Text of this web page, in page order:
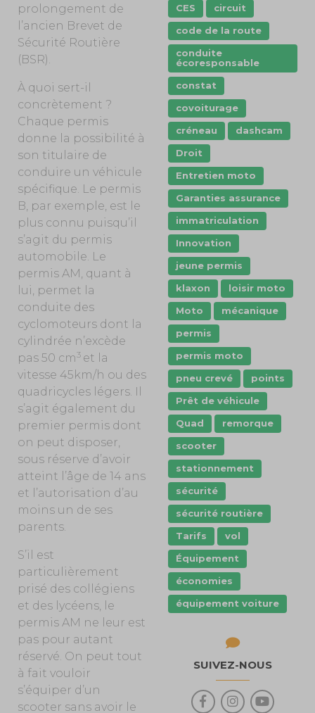
prolongement de
l’ancien Brevet de
Sécurité Routière
(BSR).
À quoi sert-il
concrètement ?
Chaque permis
donne la possibilité à
son titulaire de
conduire un véhicule
spécifique. Le permis
B, par exemple, est le
plus connu puisqu’il
s’agit du permis
automobile. Le
permis AM, quant à
lui, permet la
conduite des
cyclomoteurs dont la
cylindrée n’excède
pas 50 cm3 et la
vitesse 45km/h ou des
quadricycles légers. Il
s’agit également du
premier permis dont
on peut disposer,
sous réserve d’avoir
atteint l’âge de 14 ans
et l’autorisation d’au
moins un de ses
parents.
S’il est
particulièrement
prisé des collégiens
et des lycéens, le
permis AM ne leur est
pas pour autant
réservé. On peut tout
à fait vouloir
s’équiper d’un
scooter sans avoir le
CES
circuit
code de la route
conduite
écoresponsable
constat
covoiturage
créneau
dashcam
Droit
Entretien moto
Garanties assurance
immatriculation
Innovation
jeune permis
klaxon
loisir moto
Moto
mécanique
permis
permis moto
pneu crevé
points
Prêt de véhicule
Quad
remorque
scooter
stationnement
sécurité
sécurité routière
Tarifs
vol
Équipement
économies
équipement voiture
SUIVEZ-NOUS